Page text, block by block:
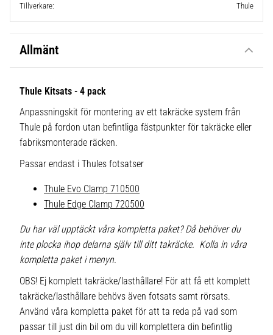
Tillverkare
Thule
Allmänt
Thule Kitsats - 4 pack
Anpassningskit för montering av ett takräcke system från
Thule på fordon utan befintliga fästpunkter för takräcke eller
fabriksmonterade räcken.
Passar endast i Thules fotsatser
Thule Evo Clamp 710500
Thule Edge Clamp 720500
Du har väl upptäckt våra kompletta paket? Då behöver du
inte plocka ihop delarna själv till ditt takräcke. Kolla in våra
kompletta paket i menyn.
OBS! Ej komplett takräcke/lasthållare! För att få ett komplett
takräcke/lasthållare behövs även fotsats samt rörsats.
Använd våra kompletta paket för att ta reda på vad som
passar till just din bil om du vill komplettera din befintlig